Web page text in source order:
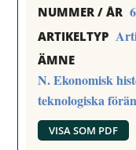
NUMMER / ÅR
ARTIKELTYP
ÄMNE
N. Ekonomisk
teknologiska
VISA SOM PDF